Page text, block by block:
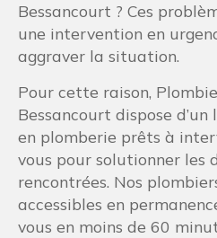
Bessancourt ? Ces
une intervention en
aggraver la situation.
Pour cette raison,
Bessancourt dispose d’un
en plomberie prêts à
vous pour solutionner les
rencontrées. Nos
accessibles en
vous en moins de 60